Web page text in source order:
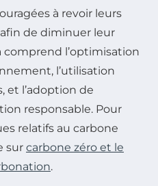
à revoir leurs
de diminuer leur
comprend l’optimisation
l’utilisation
et l’adoption de
responsable. Pour
relatifs au carbone
sur carbone zéro et le
.